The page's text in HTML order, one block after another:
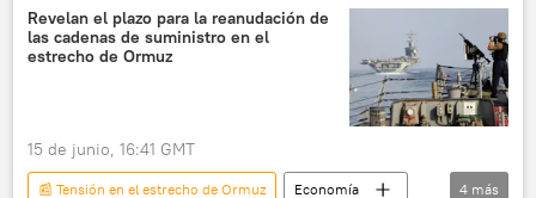
📰 Escalada entre EEUU, Israel e Irán
📈 Mercados y finanzas
💬 Opinión y Análisis
Revelan el plazo para la reanudación de
las cadenas de suministro en el
estrecho de Ormuz
15 de junio, 16:41 GMT
📰 Tensión en el estrecho de Ormuz
Economía
4 más